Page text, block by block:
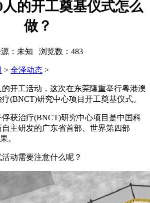
的开工奠基仪式怎么
做？
：未知 浏览数： 483
> 全泽动态 >
开工活动，这次在东莞隆重举行粤港澳
(BNCT)研究中心项目开工奠基仪式。
获治疗(BNCT)研究中心项目是中国科
主研发的广东省首部、世界第四部
。
动需要注意什么呢？